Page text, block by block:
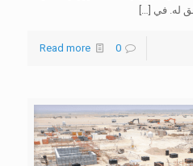
له. في […]
0
Read more